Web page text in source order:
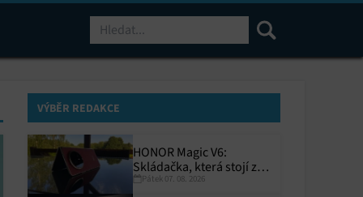
VÝBĚR REDAKCE
HONOR Magic V6:
Skládačka, která stojí za
toPátek 07. 08. 2026